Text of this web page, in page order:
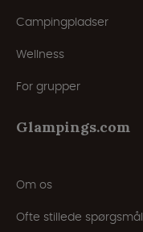
Campingpladser
Wellness
For grupper
Glampings.com
Om os
Ofte stillede spørgsmål